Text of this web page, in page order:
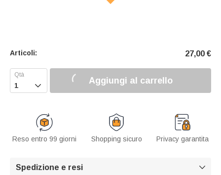
Articoli: 27,00 €
 Aggiungi al carrello
Reso entro 99 giorni Shopping sicuro Privacy garantita
Spedizione e resi 